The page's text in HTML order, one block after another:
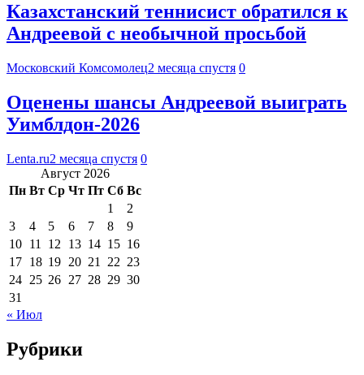
Казахстанский теннисист обратился к
Андреевой с необычной просьбой
Московский Комсомолец2 месяца спустя 0
Оценены шансы Андреевой выиграть
Уимблдон-2026
Lenta.ru2 месяца спустя 0
Август 2026
Пн Вт Ср Чт Пт Сб Вс
1
2
3
4 5 6 7 8
9
10 11 12 13 14 15 16
17 18 19 20 21 22 23
24 25 26 27 28 29 30
31
« Июл
Рубрики